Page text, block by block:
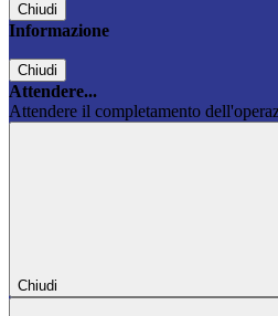
Chiudi
Informazione
Chiudi
Attendere...
Attendere il completamento
Chiudi